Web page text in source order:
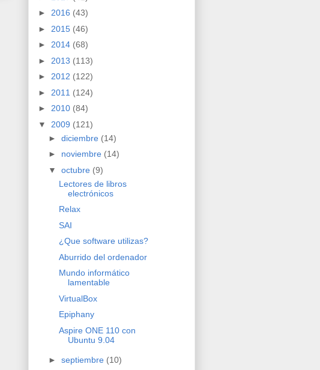
► 2016 (43)
► 2015 (46)
► 2014 (68)
► 2013 (113)
► 2012 (122)
► 2011 (124)
► 2010 (84)
▼ 2009 (121)
► diciembre (14)
► noviembre (14)
▼ octubre (9)
Lectores de libros
electrónicos
Relax
SAI
¿Que software utilizas?
Aburrido del ordenador
Mundo informático
lamentable
VirtualBox
Epiphany
Aspire ONE 110 con
Ubuntu 9.04
► septiembre (10)